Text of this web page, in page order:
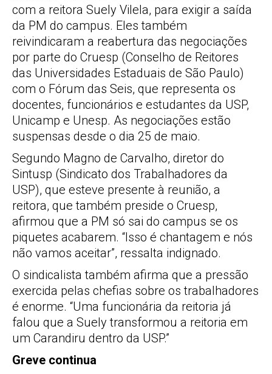
com a reitora Suely Vilela, para exigir a saída
da PM do campus. Eles também
reivindicaram a reabertura das negociações
por parte do Cruesp (Conselho de Reitores
das Universidades Estaduais de São Paulo)
com o Fórum das Seis, que representa os
docentes, funcionários e estudantes da USP,
Unicamp e Unesp. As negociações estão
suspensas desde o dia 25 de maio.
Segundo Magno de Carvalho, diretor do
Sintusp (Sindicato dos Trabalhadores da
USP), que esteve presente à reunião, a
reitora, que também preside o Cruesp,
afirmou que a PM só sai do campus se os
piquetes acabarem. “Isso é chantagem e nós
não vamos aceitar”, ressalta indignado.
O sindicalista também afirma que a pressão
exercida pelas chefias sobre os trabalhadores
é enorme. “Uma funcionária da reitoria já
falou que a Suely transformou a reitoria em
um Carandiru dentro da USP.”
Greve continua